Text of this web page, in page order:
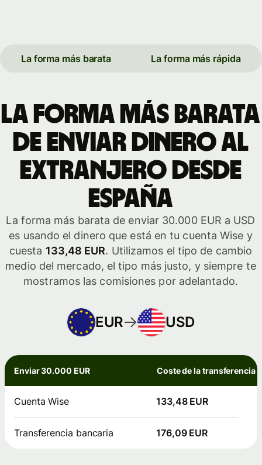
La forma más barata La forma más rápida
La forma más barata
de enviar dinero al
extranjero desde
España
La forma más barata de enviar 30.000 EUR a USD
es usando el dinero que está en tu cuenta Wise y
cuesta 133,48 EUR. Utilizamos el tipo de cambio
medio del mercado, el tipo más justo, y siempre te
mostramos las comisiones por adelantado.
EUR USD
Enviar 30.000 EUR Coste de la transferencia
Cuenta Wise 133,48 EUR
Transferencia bancaria 176,09 EUR